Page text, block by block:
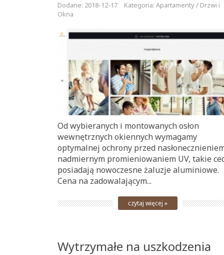
Dodane: 2018-12-17
Kategoria: Apartamenty / Drzwi i
Okna
Od wybieranych i montowanych osłon
wewnętrznych okiennych wymagamy
optymalnej ochrony przed
nadmiernym promieniowaniem UV, takie
posiadają nowoczesne żaluzje aluminiowe.
Cena na zadowalającym...
czytaj więcej »
Wytrzymałe na uszkodzenia